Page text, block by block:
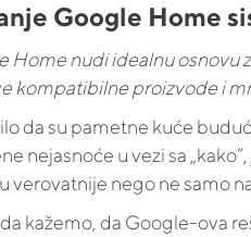
Google Home
Home nudi idealnu osnovu
kompatibilne proizvode i
da su pametne kuće
nejasnoće u vezi sa
verovatnije nego ne samo
kažemo, da Google-ova